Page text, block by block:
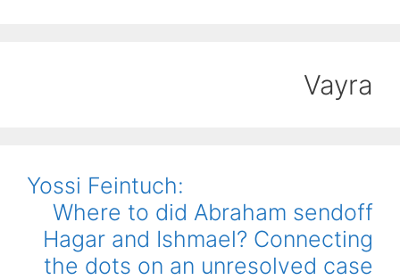
Vayra
Yossi Feintuch:
Where to did Abraham sendoff
Hagar and Ishmael? Connecting
the dots on an unresolved case